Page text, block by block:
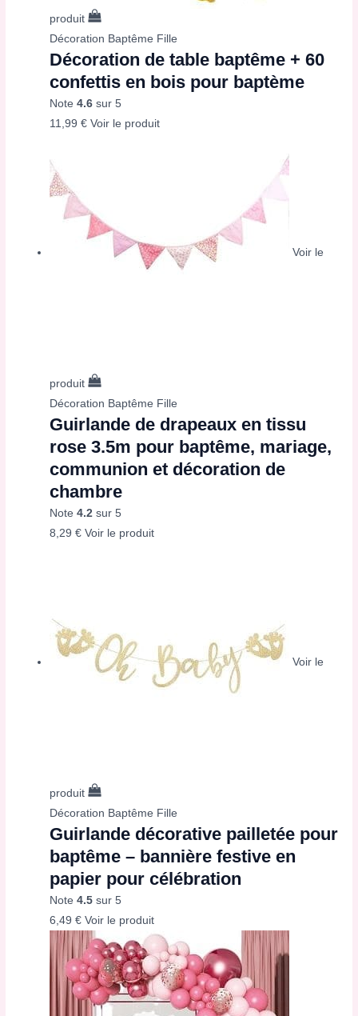
produit
Décoration Baptême Fille
Décoration de table baptême + 60
confettis en bois pour baptème
Note4.6 sur 5
11,99€ Voir le produit
Voir le
produit
Décoration Baptême Fille
Guirlande de drapeaux en tissu
rose 3.5m pour baptême, mariage,
communion et décoration de
chambre
Note4.2 sur 5
8,29€ Voir le produit
Voir le
produit
Décoration Baptême Fille
Guirlande décorative pailletée pour
baptême – bannière festive en
papier pour célébration
Note4.5 sur 5
6,49€ Voir le produit